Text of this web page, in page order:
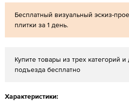
Бесплатный визуальный эскиз-
плитки за 1 день.
Купите товары из трех категорий
подъезда бесплатно
Характеристики: